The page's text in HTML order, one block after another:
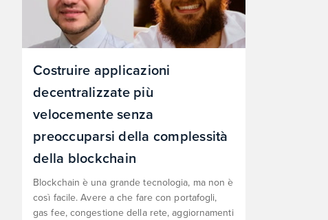
Costruire applicazioni
decentralizzate più
velocemente senza
preoccuparsi della complessità
della blockchain
Blockchain è una grande tecnologia, ma non è
così facile. Avere a che fare con portafogli,
gas fee, congestione della rete, aggiornamenti